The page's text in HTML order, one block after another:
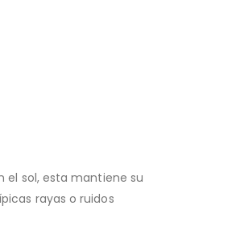
el sol, esta mantiene su
rayas o ruidos